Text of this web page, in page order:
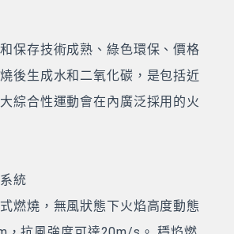
保存技術成熟、綠色環保、價格
後生成水和二氧化碳，是包括近
綜合性運動會在內廣泛採用的火
統
燃燒，無風狀態下火焰高度動態